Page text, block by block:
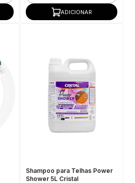
ADICIONAR
Shampoo para Telhas Power
Shower 5L Cristal